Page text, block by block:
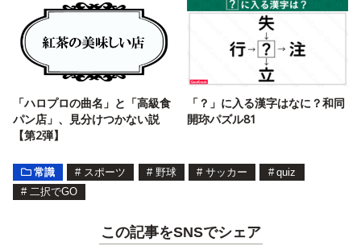
「ハロプロの曲名」と「高級食
パン店」、見分けつかない説
【第2弾】
「？」に入る漢字はなに？和同
開珎パズル81
常識 # スポーツ # 野球 # サッカー # quiz
# 二択でGO
この記事をSNSでシェア